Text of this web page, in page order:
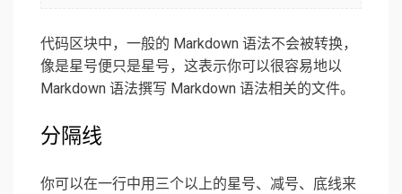
代码区块中，一般的 Markdown 语法不会被转换，
像是星号便只是星号，这表示你可以很容易地以
Markdown 语法撰写 Markdown 语法相关的文件。
分隔线
你可以在一行中用三个以上的星号、减号、底线来